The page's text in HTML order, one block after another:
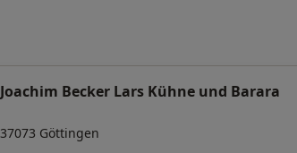
Becker Lars Kühne und Barara
Göttingen